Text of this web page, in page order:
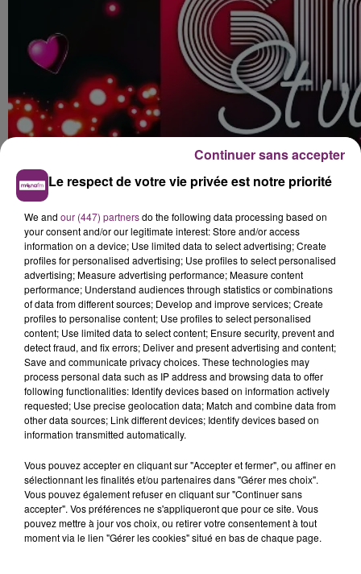
Le respect de votre vie privée est notre priorité
We and our (447) partnersdo the following data processing based on
your consent and/or our legitimate interest: Store and/or access
information on a device; Use limited data to select advertising; Create
profiles for personalised advertising; Use profiles to select personalised
advertising; Measure advertising performance; Measure content
performance; Understand audiences through statistics or combinations
of data from different sources; Develop and improve services; Create
profiles to personalise content; Use profiles to select personalised
content; Use limited data to select content; Ensure security, prevent and
detect fraud, and fix errors; Deliver and present advertising and content;
Save and communicate privacy choices. These technologies may
process personal data such as IP address and browsing data to offer
following functionalities: Identify devices based on information actively
requested; Use precise geolocation data; Match and combine data from
other data sources; Link different devices; Identify devices based on
information transmitted automatically.
Vous pouvez accepter en cliquant sur "Accepter et fermer", ou affiner en
sélectionnant les finalités et/ou partenaires dans "Gérer mes choix".
Vous pouvez également refuser en cliquant sur "Continuer sans
accepter". Vos préférences ne s'appliqueront que pour ce site. Vous
pouvez mettre à jour vos choix, ou retirer votre consentement à tout
moment via le lien "Gérer les cookies" situé en bas de chaque page.
Continuer sans accepter